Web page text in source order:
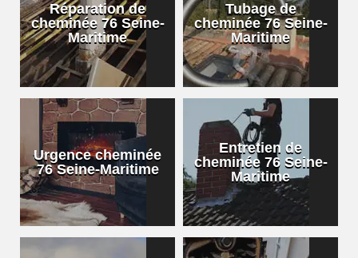
Réparation de
cheminée 76 Seine-
Maritime
Tubage de
cheminée 76 Seine-
Maritime
Urgence cheminée
76 Seine-Maritime
Entretien de
cheminée 76 Seine-
Maritime